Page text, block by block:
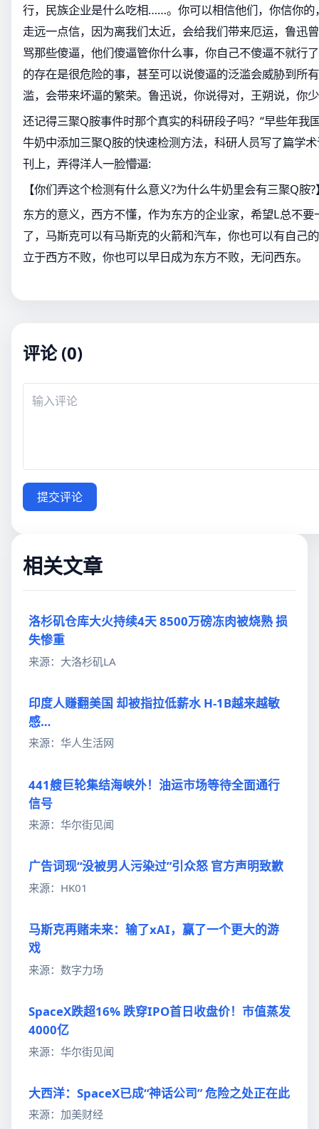
行，民族企业是什么吃相……。你可以相信他们，你信你的
走远一点信，因为离我们太近，会给我们带来厄运，鲁迅
骂那些傻逼，他们傻逼管你什么事，你自己不傻逼不就行
的存在是很危险的事，甚至可以说傻逼的泛滥会威胁到所
滥，会带来坏逼的繁荣。鲁迅说，你说得对，王朔说，你
还记得三聚Q胺事件时那个真实的科研段子吗？“早些年我
牛奶中添加三聚Q胺的快速检测方法，科研人员写了篇学
刊上，弄得洋人一脸懵逼:
【你们弄这个检测有什么意义?为什么牛奶里会有三聚Q胺?
东方的意义，西方不懂，作为东方的企业家，希望L总不
了，马斯克可以有马斯克的火箭和汽车，你也可以有自己
立于西方不败，你也可以早日成为东方不败，无问西东。
评论 (0)
提交评论
相关文章
洛杉矶仓库大火持续4天 8500万磅冻肉被烧熟 损
失惨重
来源：大洛杉矶LA
印度人赚翻美国 却被指拉低薪水 H-1B越来越敏
感…
来源：华人生活网
441艘巨轮集结海峡外！油运市场等待全面通行
信号
来源：华尔街见闻
广告词现“没被男人污染过”引众怒 官方声明致歉
来源：HK01
马斯克再赌未来：输了xAI，赢了一个更大的游
戏
来源：数字力场
SpaceX跌超16% 跌穿IPO首日收盘价！市值蒸发
4000亿
来源：华尔街见闻
大西洋：SpaceX已成“神话公司” 危险之处正在此
来源：加美财经